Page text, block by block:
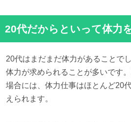
20代だからといって体力
20代はまだまだ体力があることで
体力が求められることが多いです
場合には、体力仕事はほとんど20
えられます。